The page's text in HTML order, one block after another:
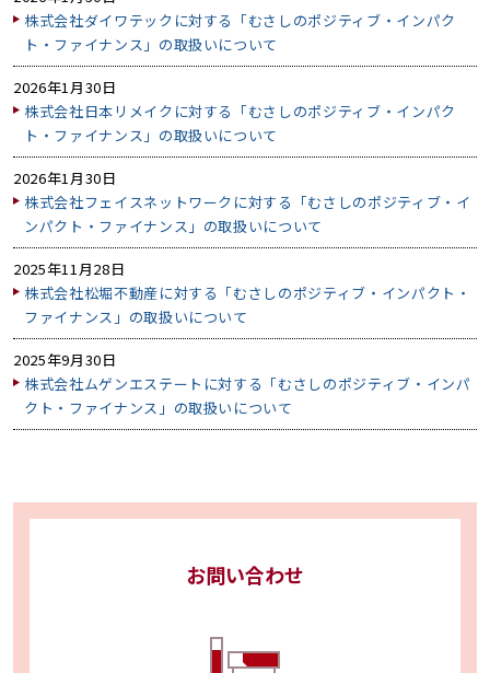
株式会社ダイワテックに対する「むさしのポジティブ・インパク
ト・ファイナンス」の取扱いについて
2026年1月30日
株式会社日本リメイクに対する「むさしのポジティブ・インパク
ト・ファイナンス」の取扱いについて
2026年1月30日
株式会社フェイスネットワークに対する「むさしのポジティブ・イ
ンパクト・ファイナンス」の取扱いについて
2025年11月28日
株式会社松堀不動産に対する「むさしのポジティブ・インパクト・
ファイナンス」の取扱いについて
2025年9月30日
株式会社ムゲンエステートに対する「むさしのポジティブ・インパ
クト・ファイナンス」の取扱いについて
お問い合わせ